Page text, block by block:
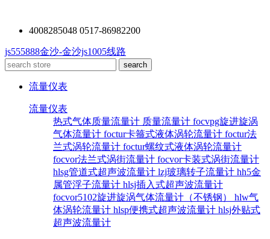
4008285048 0517-86982200
js555888金沙-金沙js1005线路
流量仪表
流量仪表
热式气体质量流量计 质量流量计 focvpg旋进旋涡
气体流量计 foctur卡箍式液体涡轮流量计 foctur法
兰式涡轮流量计 foctur螺纹式液体涡轮流量计
focvor法兰式涡街流量计 focvor卡装式涡街流量计
hlsg管道式超声波流量计 lzj玻璃转子流量计 hh5金
属管浮子流量计 hlsj插入式超声波流量计
focvor5102旋进旋涡气体流量计（不锈钢） hlw气
体涡轮流量计 hlsp便携式超声波流量计 hlsj外贴式
超声波流量计